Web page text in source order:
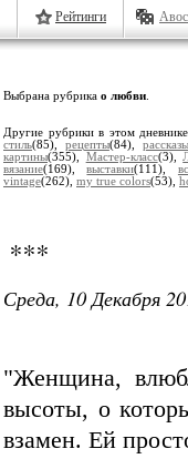
Рейтинги
Выбрана рубрика о любви
Другие рубрики в этом
стиль(85), рецепты(84),
картины(355), Мастер-класс(3),
вязание(169),выставки(111),
vintage(262), my true colors(53),
***
Среда, 10 Декабря
"Женщина,
высоты, о
взамен. Ей